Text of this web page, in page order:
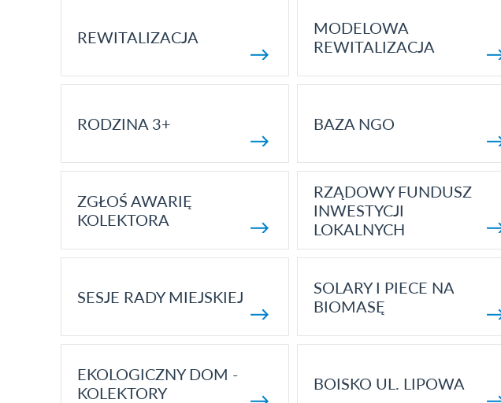
REWITALIZACJA
MODELOWA
REWITALIZACJA
RODZINA 3+ BAZA NGO
ZGŁOŚ AWARIĘ
KOLEKTORA
RZĄDOWY FUNDUSZ
INWESTYCJI
LOKALNYCH
SESJE RADY MIEJSKIEJ
SOLARY I PIECE NA
BIOMASĘ
EKOLOGICZNY DOM -
KOLEKTORY
BOISKO UL. LIPOWA